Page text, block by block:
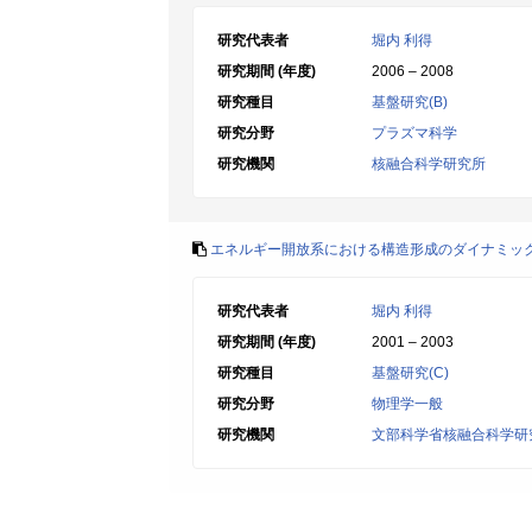
研究代表者
堀内 利得
研究期間 (年度)
2006 – 2008
研究種目
基盤研究(B)
研究分野
プラズマ科学
研究機関
核融合科学研究所
エネルギー開放系における構造形成のダイナミッ
研究代表者
堀内 利得
研究期間 (年度)
2001 – 2003
研究種目
基盤研究(C)
研究分野
物理学一般
研究機関
文部科学省核融合科学研